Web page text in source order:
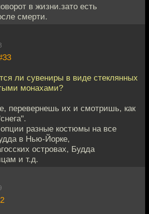
в жизни.зато есть
смерти.
ли сувениры в виде стеклянных
монахами?
перевернешь их и смотришь, как
разные костюмы на все
в Нью-Йорке,
островах, Будда
и т.д.